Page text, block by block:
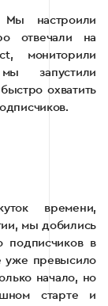
настроили
отвечали на
мониторили
запустили
охватить
времени,
мы добились
подписчиков в
уже превысило
начало, но
старте и